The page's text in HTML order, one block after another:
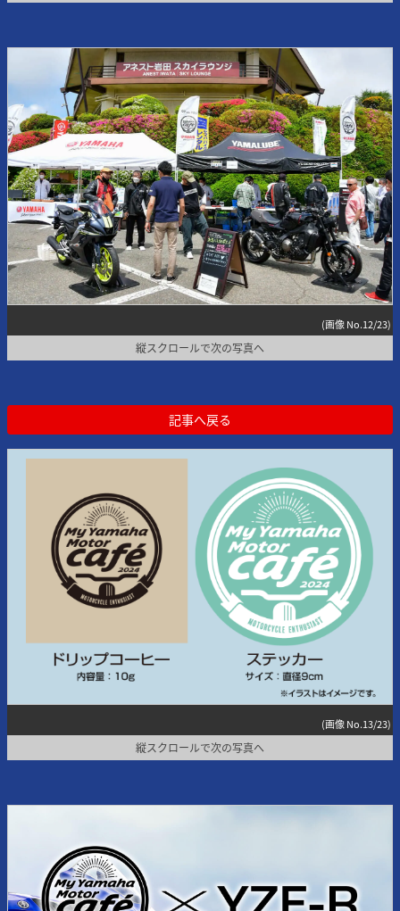
(画像 No.12/23)
縦スクロールで次の写真へ
記事へ戻る
(画像 No.13/23)
縦スクロールで次の写真へ